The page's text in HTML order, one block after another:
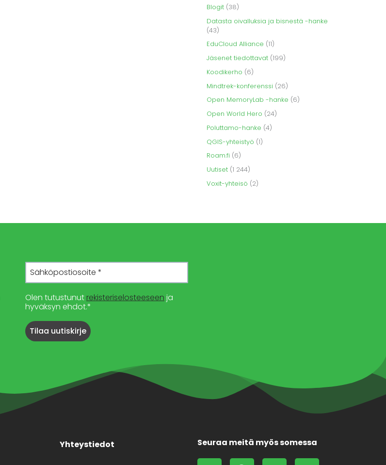
Blogit (38)
Datasta oivalluksia ja bisnestä -hanke
(43)
EduCloud Alliance (11)
Jäsenet tiedottavat (199)
Koodikerho (6)
Mindtrek-konferenssi (26)
Open MemoryLab -hanke (6)
Open World Hero (24)
Poluttamo-hanke (4)
QGIS-yhteistyö (1)
Roam.fi (6)
Uutiset (1 244)
Voxit-yhteisö (2)
Olen tutustunut rekisteriselosteeseen ja
hyväksyn ehdot.*
Yhteystiedot Seuraa meitä myös somessa